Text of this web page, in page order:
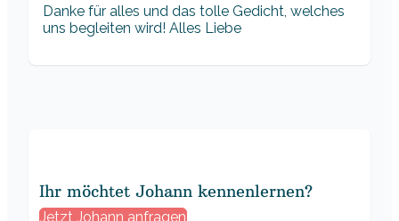
Danke für alles und das tolle Gedicht, welches
uns begleiten wird! Alles Liebe
Ihr möchtet Johann kennenlernen?
Jetzt Johann anfragen